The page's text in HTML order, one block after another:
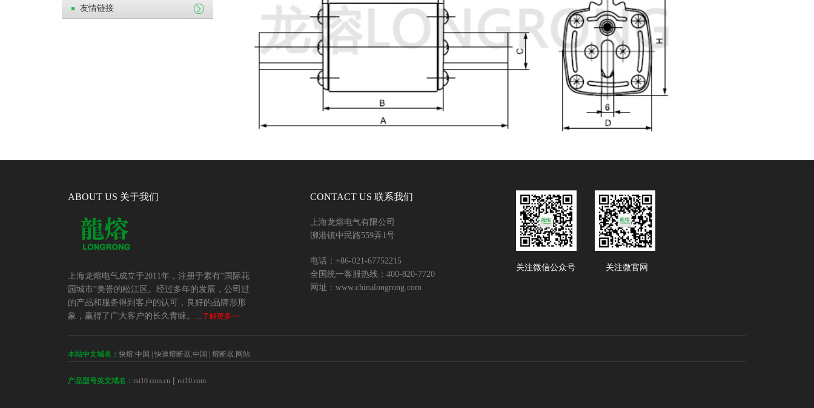
友情链接
ABOUT US 关于我们
上海龙熔电气成立于2011年，注册于素有“国际花
园城市”美誉的松江区。经过多年的发展，公司过
的产品和服务得到客户的认可，良好的品牌形形
象，赢得了广大客户的长久青睐。...了解更多>>
CONTACT US 联系我们
上海龙熔电气有限公司
泖港镇中民路559弄1号
电话：+86-021-67752215
全国统一客服热线：400-820-7720
网址：www.chinalongrong.com
关注微信公众号 关注微官网
本站中文域名： 快熔.中国 快速熔断器.中国 熔断器.网站
产品型号英文域名： rst10.com.cn | rst10.com